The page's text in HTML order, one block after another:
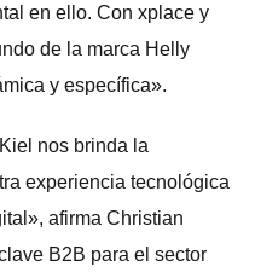
en ello. Con xplace y
de la marca Helly
y específica».
nos brinda la
experiencia tecnológica
afirma Christian
B2B para el sector